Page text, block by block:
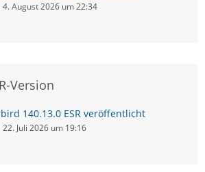
4. August 2026 um 22:34
Version
140.13.0 ESR veröffentlicht
22. Juli 2026 um 19:16